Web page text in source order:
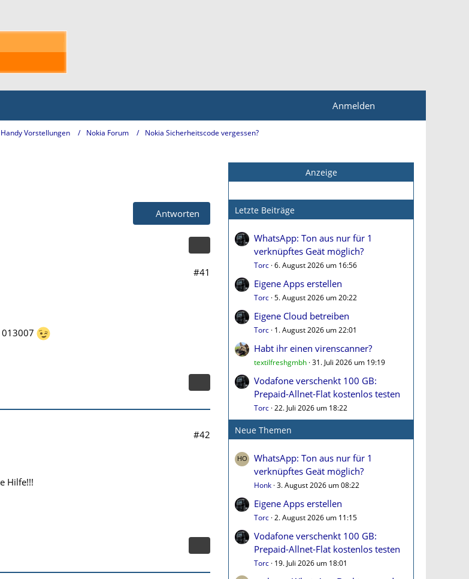
Anmelden
Vorstellungen Nokia Forum Nokia Sicherheitscode vergessen?
Antworten
#41
#42
Hilfe!!!
Anzeige
Letzte Beiträge
WhatsApp: Ton aus nur für 1
verknüpftes Geät möglich?
Torc 6. August 2026 um 16:56
Eigene Apps erstellen
Torc 5. August 2026 um 20:22
Eigene Cloud betreiben
Torc 1. August 2026 um 22:01
Habt ihr einen virenscanner?
textilfreshgmbh 31. Juli 2026 um 19:19
Vodafone verschenkt 100 GB:
Prepaid-Allnet-Flat kostenlos testen
Torc 22. Juli 2026 um 18:22
Neue Themen
WhatsApp: Ton aus nur für 1
verknüpftes Geät möglich?
Honk 3. August 2026 um 08:22
Eigene Apps erstellen
Torc 2. August 2026 um 11:15
Vodafone verschenkt 100 GB:
Prepaid-Allnet-Flat kostenlos testen
Torc 19. Juli 2026 um 18:01